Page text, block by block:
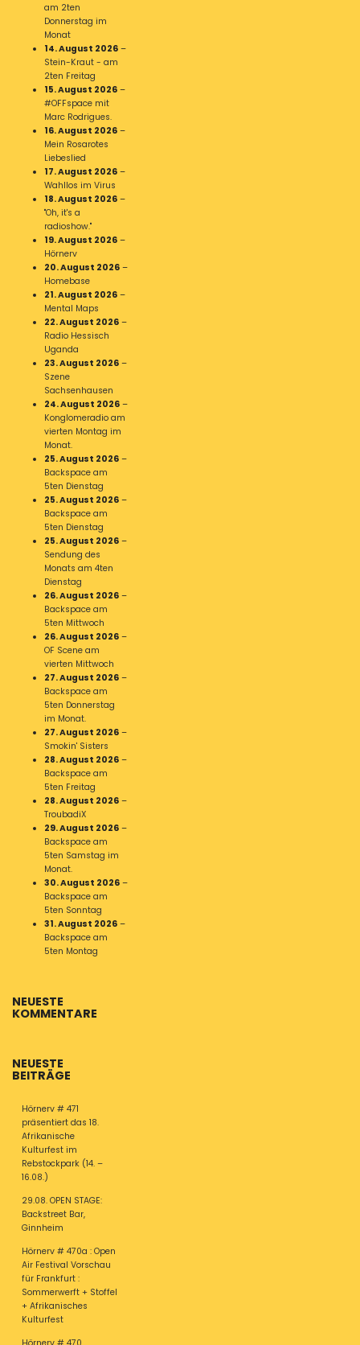
am 2ten
Donnerstag im
Monat
14. August 2026 –
Stein-Kraut - am
2ten Freitag
15. August 2026 –
#OFFspace mit
Marc Rodrigues.
16. August 2026 –
Mein Rosarotes
Liebeslied
17. August 2026 –
Wahllos im Virus
18. August 2026 –
"Oh, it's a
radioshow."
19. August 2026 –
Hörnerv
20. August 2026 –
Homebase
21. August 2026 –
Mental Maps
22. August 2026 –
Radio Hessisch
Uganda
23. August 2026 –
Szene
Sachsenhausen
24. August 2026 –
Konglomeradio am
vierten Montag im
Monat.
25. August 2026 –
Backspace am
5ten Dienstag
25. August 2026 –
Backspace am
5ten Dienstag
25. August 2026 –
Sendung des
Monats am 4ten
Dienstag
26. August 2026 –
Backspace am
5ten Mittwoch
26. August 2026 –
OF Scene am
vierten Mittwoch
27. August 2026 –
Backspace am
5ten Donnerstag
im Monat.
27. August 2026 –
Smokin' Sisters
28. August 2026 –
Backspace am
5ten Freitag
28. August 2026 –
TroubadiX
29. August 2026 –
Backspace am
5ten Samstag im
Monat.
30. August 2026 –
Backspace am
5ten Sonntag
31. August 2026 –
Backspace am
5ten Montag
NEUESTE
KOMMENTARE
NEUESTE
BEITRÄGE
Hörnerv # 471
präsentiert das 18.
Afrikanische
Kulturfest im
Rebstockpark (14. –
16.08.)
29.08. OPEN STAGE:
Backstreet Bar,
Ginnheim
Hörnerv # 470a : Open
Air Festival Vorschau
für Frankfurt :
Sommerwerft + Stoffel
+ Afrikanisches
Kulturfest